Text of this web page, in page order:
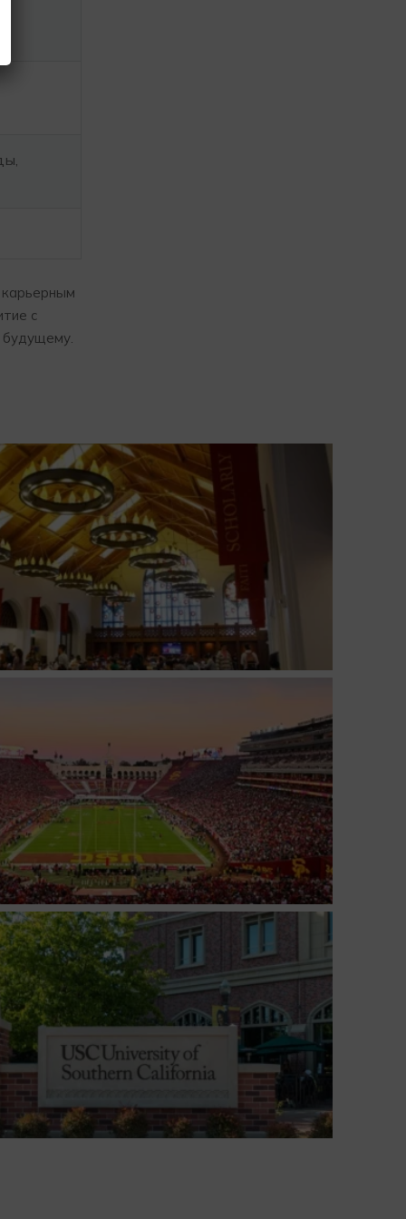
карьерным
с
будущему.